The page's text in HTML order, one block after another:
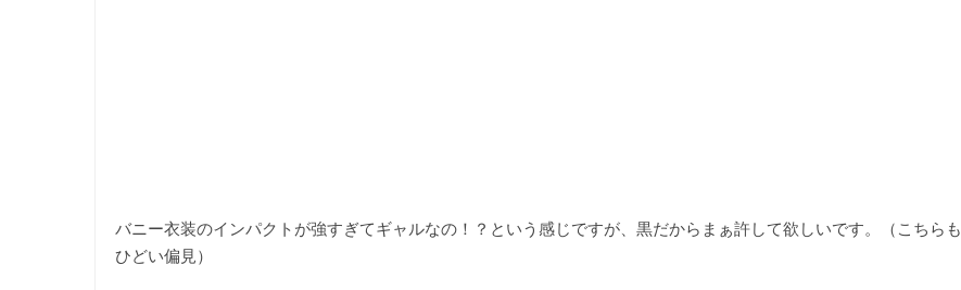
バニー衣装のインパクトが強すぎてギャルなの！？という感じですが、黒だからまぁ許して欲しいです。（こちらも
ひどい偏見）